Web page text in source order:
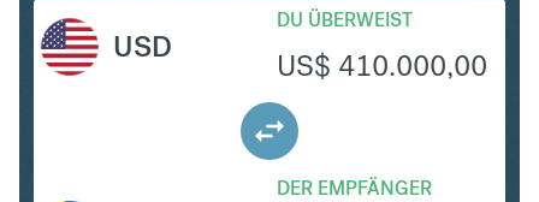
USD
DU ÜBERWEIST
US$ 410.000,00
DER EMPFÄNGER